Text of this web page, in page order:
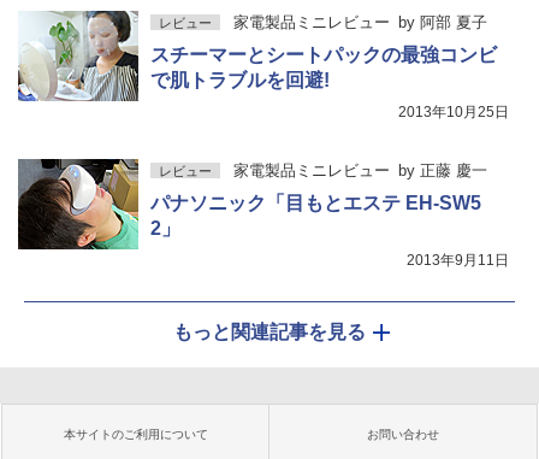
レビュー 家電製品ミニレビュー by 阿部 夏子
スチーマーとシートパックの最強コンビ
で肌トラブルを回避!
2013年10月25日
レビュー 家電製品ミニレビュー by 正藤 慶一
パナソニック「目もとエステ EH-SW5
2」
2013年9月11日
もっと関連記事を見る
本サイトのご利用について お問い合わせ